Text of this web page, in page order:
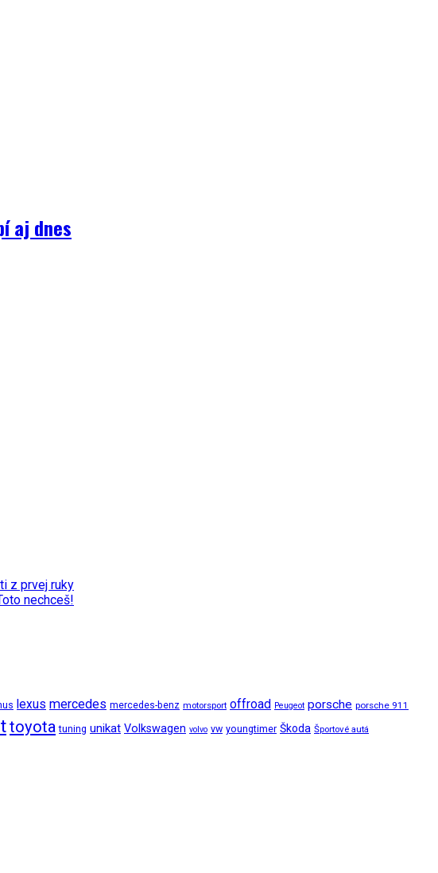
aj dnes
z prvej ruky
nechceš!
lexus mercedes mercedes-benz motorsport offroad Peugeot porsche porsche 911
toyota tuning unikat Volkswagen volvo vw youngtimer Škoda Športové autá